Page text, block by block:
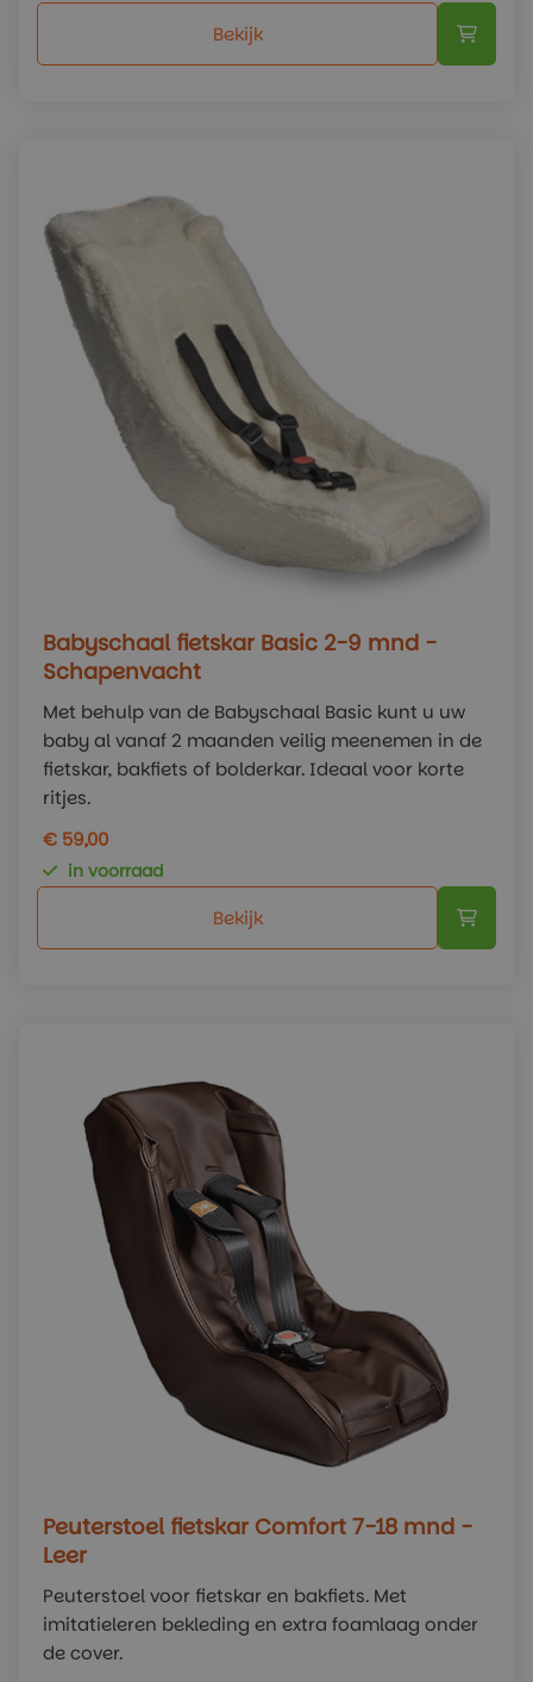
Bekijk
Babyschaal fietskar Basic 2-9 mnd -
Schapenvacht
Met behulp van de Babyschaal Basic kunt u uw
baby al vanaf 2 maanden veilig meenemen in de
fietskar, bakfiets of bolderkar. Ideaal voor korte
ritjes.
€ 59,00
in voorraad
Bekijk
Peuterstoel fietskar Comfort 7-18 mnd -
Leer
Peuterstoel voor fietskar en bakfiets. Met
imitatieleren bekleding en extra foamlaag onder
de cover.